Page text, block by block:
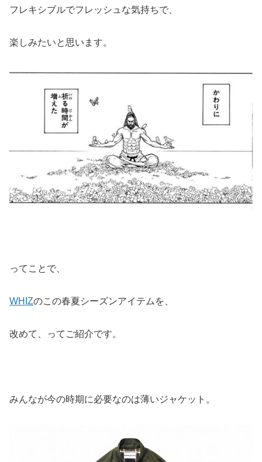
フレキシブルでフレッシュな気持ちで、
楽しみたいと思います。
ってことで、
WHIZのこの春夏シーズンアイテムを、
改めて、ってご紹介です。
みんなが今の時期に必要なのは薄いジャケット。